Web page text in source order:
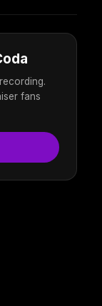
fans